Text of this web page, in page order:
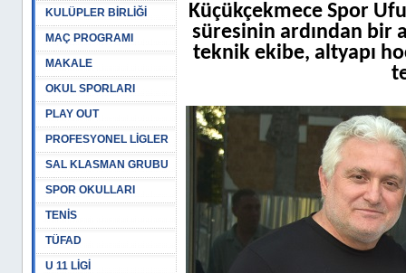
KULÜPLER BİRLİĞİ
MAÇ PROGRAMI
MAKALE
OKUL SPORLARI
PLAY OUT
PROFESYONEL LİGLER
SAL KLASMAN GRUBU
SPOR OKULLARI
TENİS
TÜFAD
U 11 LİGİ
Küçükçekmece Spor
süresinin ardından bir
teknik ekibe, altyapı